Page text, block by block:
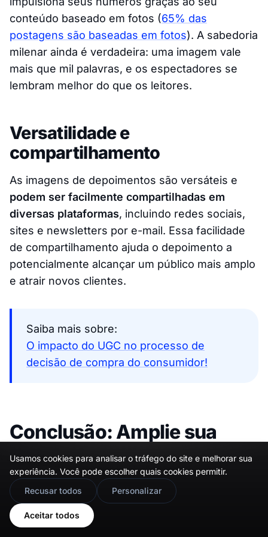
conteúdo baseado em fotos (65% das
postagens são baseadas em fotos). A sabedoria
milenar ainda é verdadeira: uma imagem vale
mais que mil palavras, e os espectadores se
lembram melhor do que os leitores.
Versatilidade e
compartilhamento
As imagens de depoimentos são versáteis e
podem ser facilmente compartilhadas em
diversas plataformas, incluindo redes sociais,
sites e newsletters por e-mail. Essa facilidade
de compartilhamento ajuda o depoimento a
potencialmente alcançar um público mais amplo
e atrair novos clientes.
Saiba mais sobre:
O impacto do UGC no processo de
decisão de compra do consumidor!
Conclusão: Amplie sua
base de clientes com
depoimentos!
Aproveitar o poder das imagens de
depoimentos por meio de ferramentas como o
Usamos cookies para analisar o tráfego do site e melhorar sua
experiência. Você pode escolher quais cookies permitir.
Recusar todos
Personalizar
Aceitar todos
🇬🇧 Would you prefer this site in English?
View in English